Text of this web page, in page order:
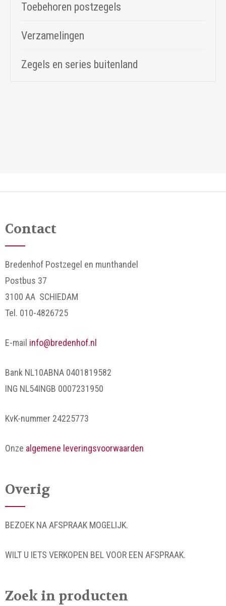
Toebehoren postzegels
Verzamelingen
Zegels en series buitenland
Contact
Bredenhof Postzegel en munthandel
Postbus 37
3100 AA SCHIEDAM
Tel. 010-4826725
E-mail info@bredenhof.nl
Bank NL10ABNA 0401819582
ING NL54INGB 0007231950
KvK-nummer 24225773
Onze algemene leveringsvoorwaarden
Overig
BEZOEK NA AFSPRAAK MOGELIJK.
WILT U IETS VERKOPEN BEL VOOR EEN AFSPRAAK.
Zoek in producten